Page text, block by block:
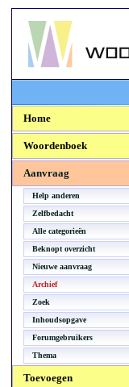
Woordenboek.NU
Home
Woordenboek
Aanvraag
Help anderen
Zelfbedacht
Alle categorieën
Beknopt overzicht
Nieuwe aanvraag
Archief
Zoek
Inhoudsopgave
Forumgebruikers
Thema
Toevoegen